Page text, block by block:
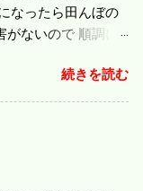
なったら田んぼの
ないので 順調に
幅は約2ｍだから
実際は回転した
続きを読む